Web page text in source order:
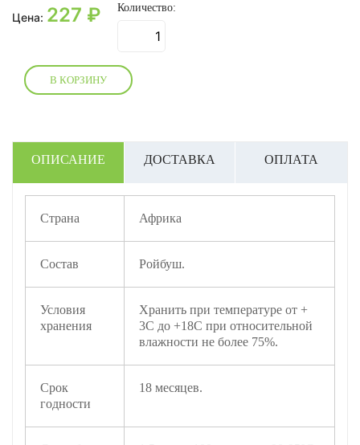
Цена: 227 ₽ Количество:
В КОРЗИНУ
ОПИСАНИЕ ДОСТАВКА ОПЛАТА
Страна Африка
Состав Ройбуш.
Условия
хранения
Хранить при температуре от +
3С до +18С при относительной
влажности не более 75%.
Срок
годности
18 месяцев.